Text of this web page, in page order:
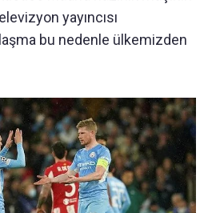
yayıncısı
bu nedenle ülkemizden